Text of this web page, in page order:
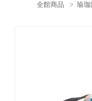
全館商品 > 瑜珈